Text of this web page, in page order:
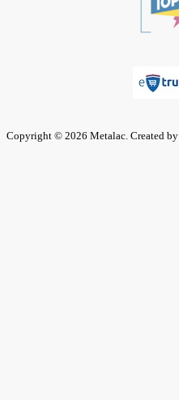
Copyright © 2026 Metalac. Created by